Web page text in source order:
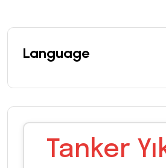
Language
Tanker